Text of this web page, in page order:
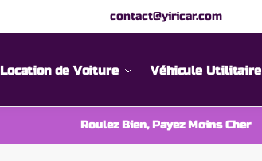
contact@yiricar.com
Location de Voiture Véhicule Utilitaire
Roulez Bien, Payez Moins Cher